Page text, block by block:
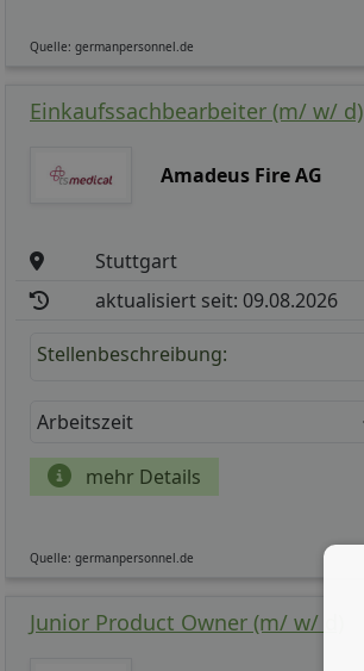
Quelle: germanpersonnel.de
Einkaufssachbearbeiter (m/ w/ d)
Amadeus Fire AG
Stuttgart
aktualisiert seit: 09.08.2026
Stellenbeschreibung:
Arbeitszeit
mehr Details
Quelle: germanpersonnel.de
Junior Product Owner (m/ w/ d)